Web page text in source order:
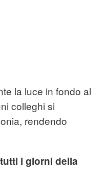
la luce in fondo al
colleghi si
rendendo
i giorni della